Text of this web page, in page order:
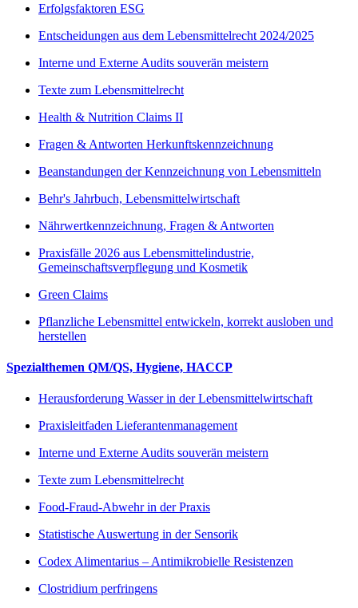
Erfolgsfaktoren ESG
Entscheidungen aus dem Lebensmittelrecht 2024/2025
Interne und Externe Audits souverän meistern
Texte zum Lebensmittelrecht
Health & Nutrition Claims II
Fragen & Antworten Herkunftskennzeichnung
Beanstandungen der Kennzeichnung von Lebensmitteln
Behr's Jahrbuch, Lebensmittelwirtschaft
Nährwertkennzeichnung, Fragen & Antworten
Praxisfälle 2026 aus Lebensmittelindustrie,
Gemeinschaftsverpflegung und Kosmetik
Green Claims
Pflanzliche Lebensmittel entwickeln, korrekt ausloben und
herstellen
Spezialthemen QM/QS, Hygiene, HACCP
Herausforderung Wasser in der Lebensmittelwirtschaft
Praxisleitfaden Lieferantenmanagement
Interne und Externe Audits souverän meistern
Texte zum Lebensmittelrecht
Food-Fraud-Abwehr in der Praxis
Statistische Auswertung in der Sensorik
Codex Alimentarius – Antimikrobielle Resistenzen
Clostridium perfringens